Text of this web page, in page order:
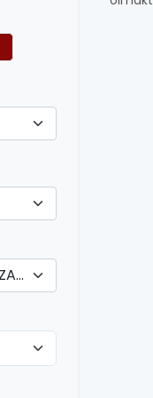
KAHRAMANKAZAN